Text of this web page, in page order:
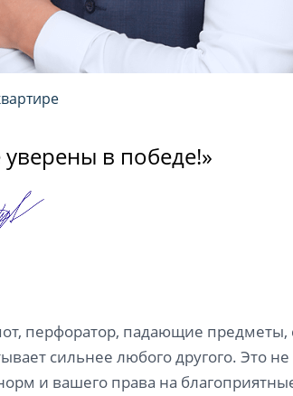
в победе!»
перфоратор, падающие
сильнее любого другого. Это
и вашего права на